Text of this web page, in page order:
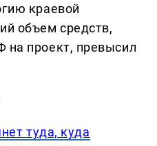
краевой
объем средств,
на проект, превысил
туда, куда